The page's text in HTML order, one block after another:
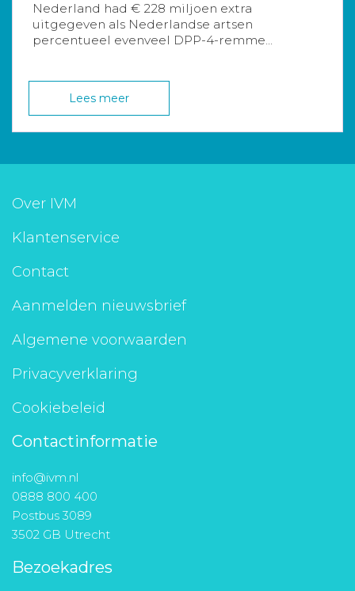
Nederland had € 228 miljoen extra
uitgegeven als Nederlandse artsen
percentueel evenveel DPP-4-remme...
Lees meer
Over IVM
Klantenservice
Contact
Aanmelden nieuwsbrief
Algemene voorwaarden
Privacyverklaring
Cookiebeleid
Contactinformatie
info@ivm.nl
0888 800 400
Postbus 3089
3502 GB Utrecht
Bezoekadres